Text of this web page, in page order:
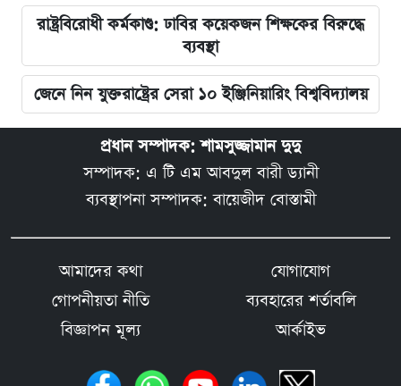
রাষ্ট্রবিরোধী কর্মকাণ্ড: ঢাবির কয়েকজন শিক্ষকের বিরুদ্ধে
ব্যবস্থা
জেনে নিন যুক্তরাষ্ট্রের সেরা ১০ ইঞ্জিনিয়ারিং বিশ্ববিদ্যালয়
প্রধান সম্পাদক: শামসুজ্জামান দুদু
সম্পাদক: এ টি এম আবদুল বারী ড্যানী
ব্যবস্থাপনা সম্পাদক: বায়েজীদ বোস্তামী
আমাদের কথা
যোগাযোগ
গোপনীয়তা নীতি
ব্যবহারের শর্তাবলি
বিজ্ঞাপন মূল্য
আর্কাইভ